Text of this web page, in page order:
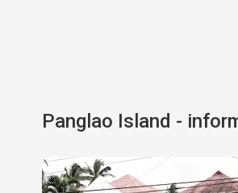
Panglao Island -